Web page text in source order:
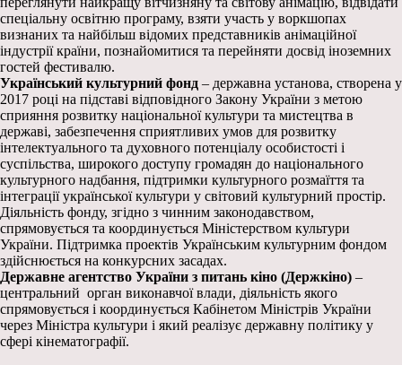
спеціальну освітню програму, взяти участь у воркшопах
визнаних та найбільш відомих представників анімаційної
індустрії країни, познайомитися та перейняти досвід іноземних
гостей фестивалю.
Український культурний фонд ‒ державна установа, створена у
2017 році на підставі відповідного Закону України з метою
сприяння розвитку національної культури та мистецтва в
державі, забезпечення сприятливих умов для розвитку
інтелектуального та духовного потенціалу особистості і
суспільства, широкого доступу громадян до національного
культурного надбання, підтримки культурного розмаїття та
інтеграції української культури у світовий культурний простір.
Діяльність фонду, згідно з чинним законодавством,
спрямовується та координується Міністерством культури
України. Підтримка проектів Українським культурним фондом
здійснюється на конкурсних засадах.
Державне агентство України з питань кіно (Держкіно) –
центральний орган виконавчої влади, діяльність якого
спрямовується і координується Кабінетом Міністрів України
через Міністра культури і який реалізує державну політику у
сфері кінематографії.